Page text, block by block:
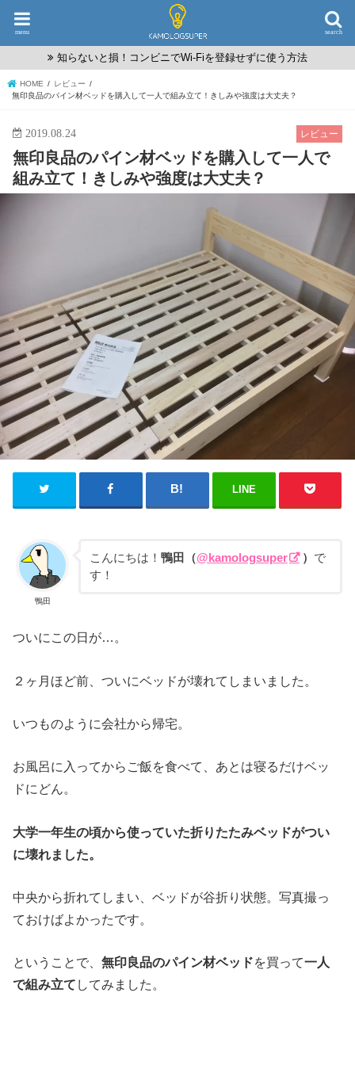
search
menu
知らないと損！コンビニでWi-Fiを登録せずに使う方法
HOME
レビュー
無印良品のパイン材ベッドを購入して一人で組み立て！きしみや強度は大丈夫？
レビュー
2019.08.24
無印良品のパイン材ベッドを購入して一人で
組み立て！きしみや強度は大丈夫？
LINE
鴨田
こんにちは！ 鴨田（@kamologsuper ） で
す！
ついにこの日が…。
２ヶ月ほど前、ついにベッドが壊れてしまいました。
いつものように会社から帰宅。
お風呂に入ってからご飯を食べて、あとは寝るだけベッ
ドにどん。
大学一年生の頃から使っていた折りたたみベッドがつい
に壊れました。
中央から折れてしまい、ベッドが谷折り状態。写真撮っ
ておけばよかったです。
ということで、無印良品のパイン材ベッドを買って一人
で組み立て してみました。